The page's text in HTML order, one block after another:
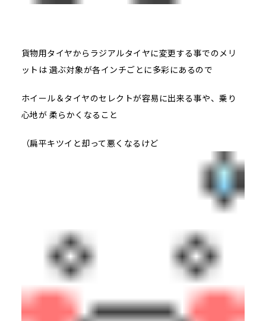
貨物用タイヤからラジアルタイヤに変更する事でのメリ
ットは 選ぶ対象が各インチごとに多彩にあるので
ホイール＆タイヤのセレクトが容易に出来る事や、乗り
心地が 柔らかくなること
（扁平キツイと却って悪くなるけど